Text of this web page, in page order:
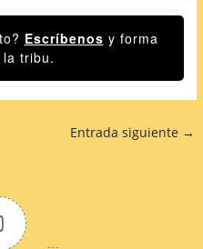
Escríbenos y forma
tribu.
Entrada siguiente →